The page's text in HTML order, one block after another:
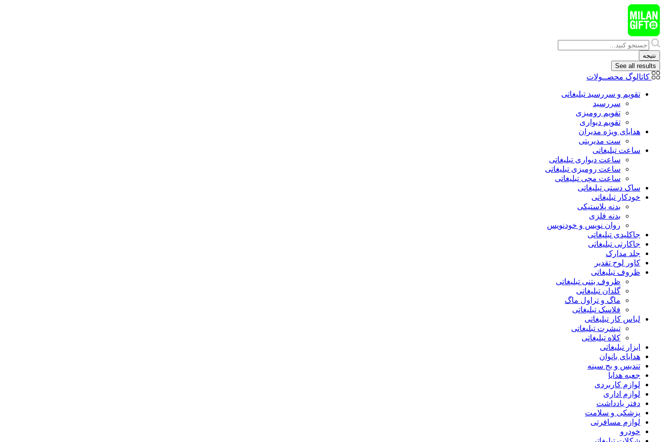
پرش
به
محتوا
Search
...
نتیجه
See all results
کاتالوگ محصــولات
تقویم و سررسید تبلیغاتی
سررسید
تقویم رومیزی
تقویم دیواری
هدایای ويژه مدیران
ست مدیریتی
ساعت تبلیغاتی
ساعت دیواری تبلیغاتی
ساعت رومیزی تبلیغاتی
ساعت مچی تبلیغاتی
ساک دستی تبلیغاتی
خودکار تبلیغاتی
بدنه پلاستیکی
بدنه فلزی
روان نویس و خودنویس
جاکلیدی تبلیغاتی
جاکارتی تبلیغاتی
جلد مدارک
کاور لوح تقدیر
ظروف تبلیغاتی
ظروف بتنی تبلیغاتی
گلدان تبلیغاتی
ماگ و تراول ماگ
فلاسک تبلیغاتی
لباس کار تبلیغاتی
تیشرت تبلیغاتی
کلاه تبلیغاتی
ابزار تبلیغاتی
هدایای بانوان
تندیس و بج سینه
جعبه هدایا
لوازم کاربردی
لوازم اداری
دفتر یادداشت
پزشکی و سلامت
لوازم مسافرتی
خودرو